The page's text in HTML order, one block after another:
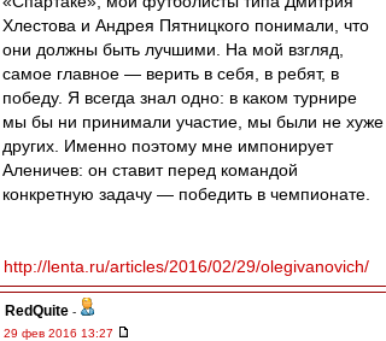
Хлестова и Андрея Пятницкого понимали, что
они должны быть лучшими. На мой взгляд,
самое главное — верить в себя, в ребят, в
победу. Я всегда знал одно: в каком турнире
мы бы ни принимали участие, мы были не хуже
других. Именно поэтому мне импонирует
Аленичев: он ставит перед командой
конкретную задачу — победить в чемпионате.
http://lenta.ru/articles/2016/02/29/olegivanovich/
RedQuite -
29 фев 2016 13:27